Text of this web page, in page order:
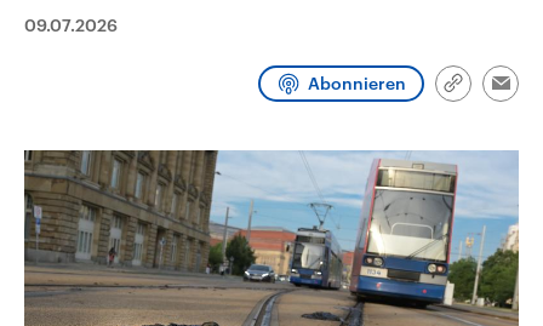
Landtag. Seit 2021 wird das
Wahlprogramme, aktuelle Berichte
Wahl.
aktuelle Weltgeschehen.
Audio-Archiv
09.07.2026
Abonnieren
Link